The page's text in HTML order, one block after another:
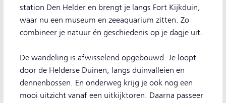
station Den Helder en brengt je langs Fort Kijkduin,
waar nu een museum en zeeaquarium zitten. Zo
combineer je natuur én geschiedenis op je dagje uit.
De wandeling is afwisselend opgebouwd. Je loopt
door de Helderse Duinen, langs duinvalleien en
dennenbossen. En onderweg krijg je ook nog een
mooi uitzicht vanaf een uitkijktoren. Daarna passeer